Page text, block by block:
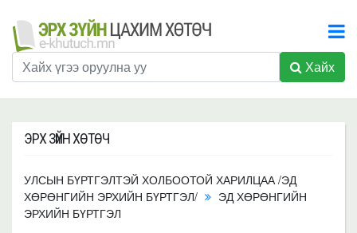
Хайх
ЭРХ ЗҮЙН ХӨТӨЧ
УЛСЫН БҮРТГЭЛТЭЙ ХОЛБООТОЙ ХАРИЛЦАА /ЭД
ХӨРӨНГИЙН ЭРХИЙН БҮРТГЭЛ/
ЭД ХӨРӨНГИЙН
ЭРХИЙН БҮРТГЭЛ